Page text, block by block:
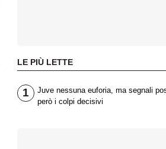
LE PIÙ LETTE
1
Juve nessuna euforia, ma segnali
però i colpi decisivi